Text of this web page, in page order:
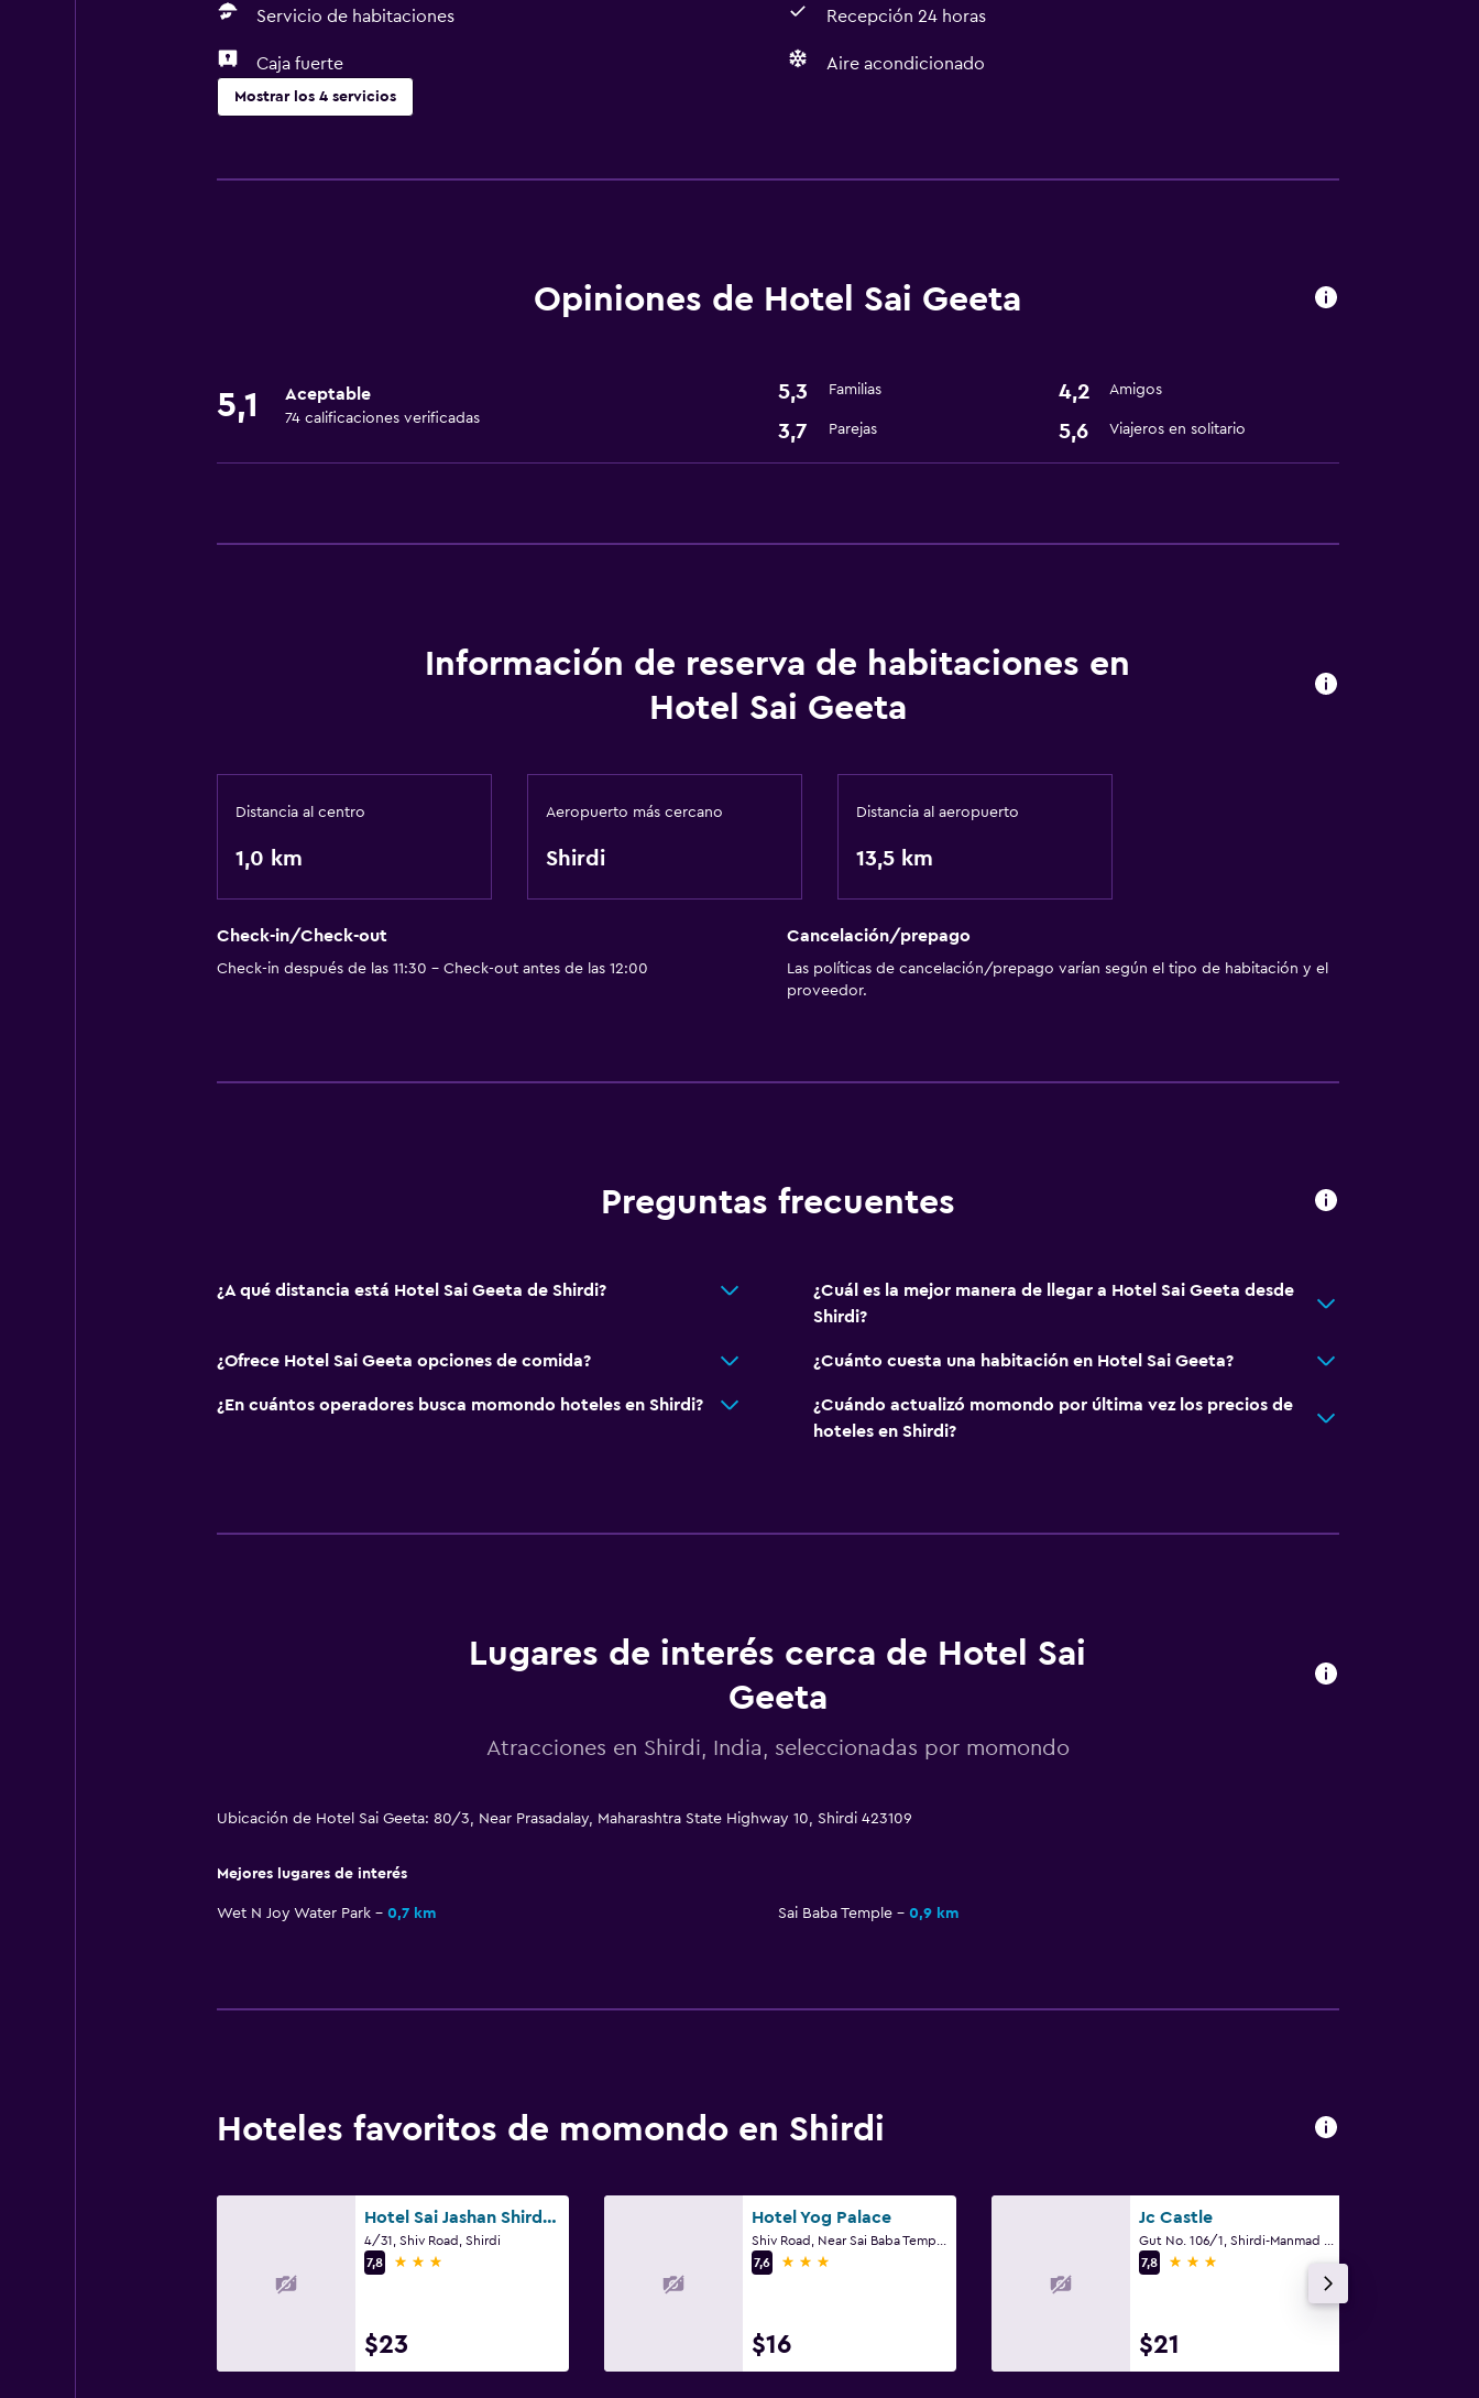
Servicio de habitaciones Recepción 24 horas
Caja fuerte Aire acondicionado
Mostrar los 4 servicios
Servicio de habitaciones
Caja fuerte
Opiniones de Hotel Sai Geeta
5,1 Aceptable
74 calificaciones verificadas
5,3 Familias 4,2 Amigos
3,7 Parejas 5,6 Viajeros en solitario
Información de reserva de habitaciones en
Hotel Sai Geeta
Distancia al centro
1,0 km
Aeropuerto más cercano
Shirdi
Distancia al aeropuerto
13,5 km
Check-in/Check-out
Check-in después de las 11:30 - Check-out antes de las 12:00
Cancelación/prepago
Las políticas de cancelación/prepago varían según el tipo de habitación y el
proveedor.
Preguntas frecuentes
¿A qué distancia está Hotel Sai Geeta de Shirdi?
¿Cuál es la mejor manera de llegar a Hotel Sai Geeta desde
Shirdi?
¿Ofrece Hotel Sai Geeta opciones de comida? ¿Cuánto cuesta una habitación en Hotel Sai Geeta?
¿En cuántos operadores busca momondo hoteles en Shirdi?
¿Cuándo actualizó momondo por última vez los precios de
hoteles en Shirdi?
Lugares de interés cerca de Hotel Sai
Geeta
Atracciones en Shirdi, India, seleccionadas por momondo
Ubicación de Hotel Sai Geeta: 80/3, Near Prasadalay, Maharashtra State Highway 10, Shirdi 423109
Mejores lugares de interés
Wet N Joy Water Park 0,7 km Sai Baba Temple 0,9 km
Hoteles favoritos de momondo en Shirdi
Hotel Sai Jashan Shirdi - Where blessings & comfort meet
4/31, Shiv Road, Shirdi
7,8
3 estrellas
$23
Hotel Yog Palace
7,6
3 estrellas
$16
Jc Castle
7,8
3 estrellas
$21